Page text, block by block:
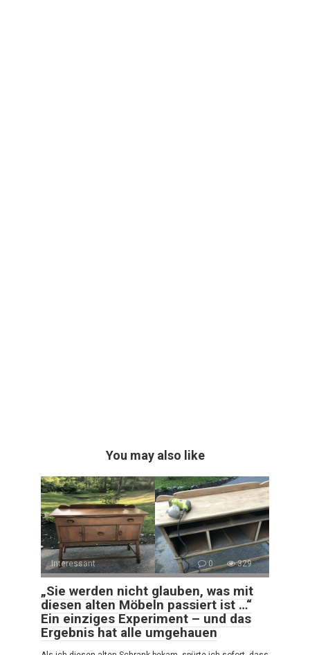
You may also like
Interessant 0 329
„Sie werden nicht glauben, was mit
diesen alten Möbeln passiert ist …“
Ein einziges Experiment – und das
Ergebnis hat alle umgehauen